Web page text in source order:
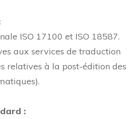
ISO 17100 et ISO 18587.
aux services de traduction
relatives à la post-édition des
: